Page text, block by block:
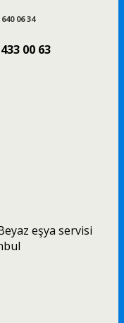
06 34
00 63
eşya servisi